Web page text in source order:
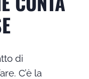
di
C’è la